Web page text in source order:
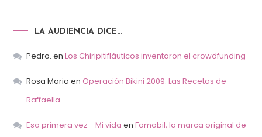
LA AUDIENCIA DICE…
Pedro. en Los Chiripitifláuticos inventaron el crowdfunding
Rosa Maria en Operación Bikini 2009: Las Recetas de
Raffaella
Esa primera vez - Mi vida en Famobil, la marca original de